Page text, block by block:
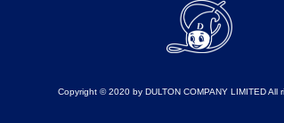
Copyright © 2020 by DULTON COMPANY LIMITED All